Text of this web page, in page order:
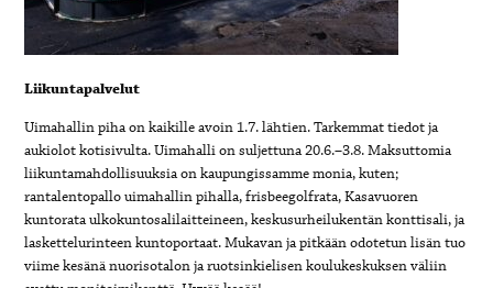
Liikuntapalvelut
Uimahallin piha on kaikille avoin 1.7. lähtien. Tarkemmat tiedot ja
aukiolot kotisivulta. Uimahalli on suljettuna 20.6.–3.8. Maksuttomia
liikuntamahdollisuuksia on kaupungissamme monia, kuten;
rantalentopallo uimahallin pihalla, frisbeegolfrata, Kasavuoren
kuntorata ulkokuntosalilaitteineen, keskusurheilukentän konttisali, ja
laskettelurinteen kuntoportaat. Mukavan ja pitkään odotetun lisän tuo
viime kesänä nuorisotalon ja ruotsinkielisen koulukeskuksen väliin